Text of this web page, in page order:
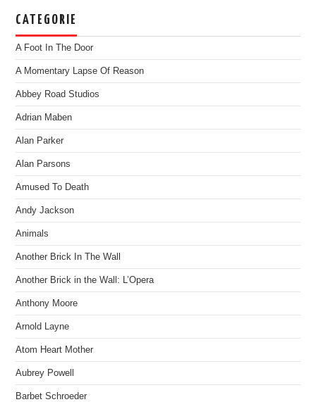
CATEGORIE
A Foot In The Door
A Momentary Lapse Of Reason
Abbey Road Studios
Adrian Maben
Alan Parker
Alan Parsons
Amused To Death
Andy Jackson
Animals
Another Brick In The Wall
Another Brick in the Wall: L’Opera
Anthony Moore
Arnold Layne
Atom Heart Mother
Aubrey Powell
Barbet Schroeder